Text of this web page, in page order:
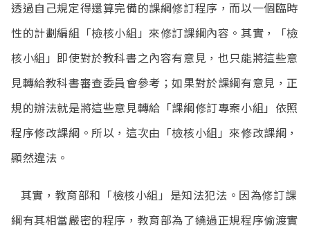
透過自己規定得還算完備的課綱修訂程序，而以一個臨時
性的計劃編組「檢核小組」來修訂課綱內容。其實，「檢
核小組」即使對於教科書之內容有意見，也只能將這些意
見轉給教科書審查委員會參考；如果對於課綱有意見，正
規的辦法就是將這些意見轉給「課綱修訂專案小組」依照
程序修改課綱。所以，這次由「檢核小組」來修改課綱，
顯然違法。
其實，教育部和「檢核小組」是知法犯法。因為修訂課
綱有其相當嚴密的程序，教育部為了繞過正規程序偷渡實